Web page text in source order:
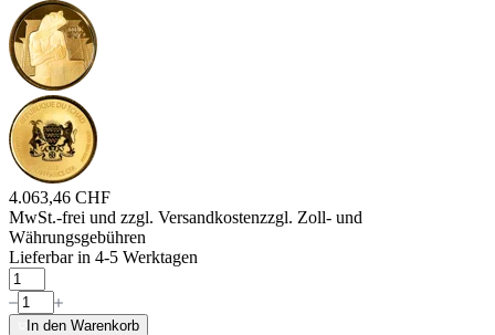
4.063,46 CHF
MwSt.-frei und zzgl. Versandkostenzzgl. Zoll- und
Währungsgebühren
Lieferbar in 4-5 Werktagen
In den Warenkorb